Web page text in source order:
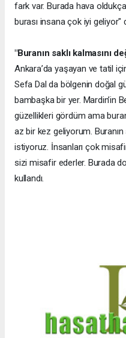
fark var. Burada hava
burası insana çok iyi geliyor"
"Buranın saklı kalmasını
Ankara’da yaşayan ve tatil
Sefa Dal da bölgenin doğal
bambaşka bir yer. Mardin’in
güzellikleri gördüm ama
az bir kez geliyorum. Buranın
istiyoruz. İnsanları çok
sizi misafir ederler. Burada
kullandı.